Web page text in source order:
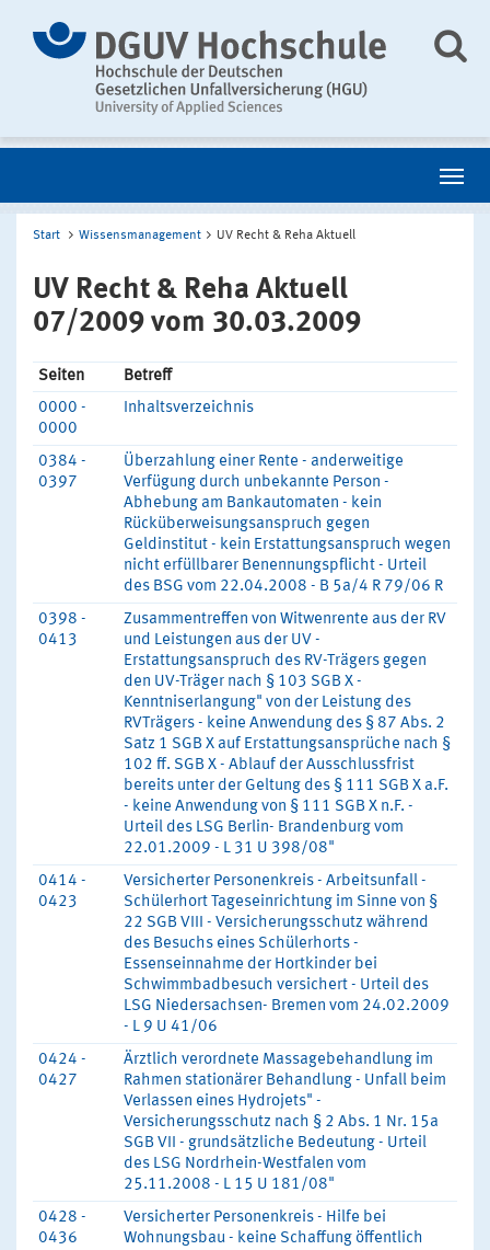
Start Wissensmanagement UV Recht & Reha Aktuell
UV Recht & Reha Aktuell
07/2009 vom 30.03.2009
Seiten
Betreff
0000 -
0000
Inhaltsverzeichnis
0384 -
0397
Überzahlung einer Rente - anderweitige
Verfügung durch unbekannte Person -
Abhebung am Bankautomaten - kein
Rücküberweisungsanspruch gegen
Geldinstitut - kein Erstattungsanspruch wegen
nicht erfüllbarer Benennungspflicht - Urteil
des BSG vom 22.04.2008 - B 5a/4 R 79/06 R
0398 -
0413
Zusammentreffen von Witwenrente aus der RV
und Leistungen aus der UV -
Erstattungsanspruch des RV-Trägers gegen
den UV-Träger nach § 103 SGB X -
Kenntniserlangung" von der Leistung des
RVTrägers - keine Anwendung des § 87 Abs. 2
Satz 1 SGB X auf Erstattungsansprüche nach §
102 ff. SGB X - Ablauf der Ausschlussfrist
bereits unter der Geltung des § 111 SGB X a.F.
- keine Anwendung von § 111 SGB X n.F. -
Urteil des LSG Berlin- Brandenburg vom
22.01.2009 - L 31 U 398/08"
0414 -
0423
Versicherter Personenkreis - Arbeitsunfall -
Schülerhort Tageseinrichtung im Sinne von §
22 SGB VIII - Versicherungsschutz während
des Besuchs eines Schülerhorts -
Essenseinnahme der Hortkinder bei
Schwimmbadbesuch versichert - Urteil des
LSG Niedersachsen- Bremen vom 24.02.2009
- L 9 U 41/06
0424 -
0427
Ärztlich verordnete Massagebehandlung im
Rahmen stationärer Behandlung - Unfall beim
Verlassen eines Hydrojets" -
Versicherungsschutz nach § 2 Abs. 1 Nr. 15a
SGB VII - grundsätzliche Bedeutung - Urteil
des LSG Nordrhein-Westfalen vom
25.11.2008 - L 15 U 181/08"
0428 -
0436
Versicherter Personenkreis - Hilfe bei
Wohnungsbau - keine Schaffung öffentlich